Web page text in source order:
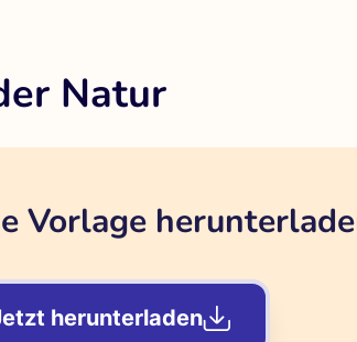
Natur
Vorlage
herunterladen